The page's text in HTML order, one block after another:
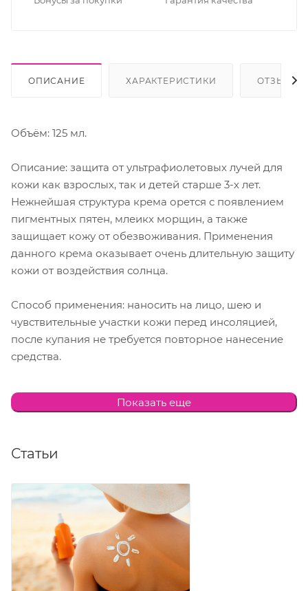
ОПИСАНИЕ ХАРАКТЕРИСТИКИ ОТЗЫВЫ
Объём: 125 мл.
Описание: защита от ультрафиолетовых лучей для
кожи как взрослых, так и детей старше 3-х лет.
Нежнейшая структура крема орется с появлением
пигментных пятен, млеикх морщин, а также
защищает кожу от обезвоживания. Применения
данного крема оказывает очень длительную защиту
кожи от воздействия солнца.
Способ применения: наносить на лицо, шею и
чувствительные участки кожи перед инсоляцией,
после купания не требуется повторное нанесение
средства.
Состав: витамин Е, масло макадамии и
растительный глицерин.Показать еще
Статьи